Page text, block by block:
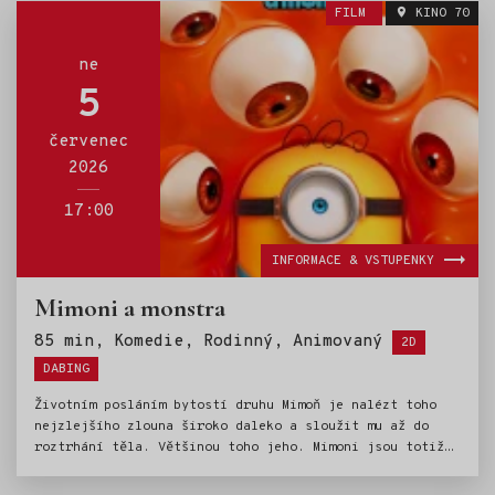
ne
5
červenec
2026
17:00
FILM KINO 70
Mimoni a monstra
85 min, Komedie, Rodinný, Animovaný Štítky:
2D
DABING
Životním posláním bytostí druhu Mimoň je nalézt toho
nejzlejšího zlouna široko daleko a sloužit mu až do
roztrhání těla. Většinou toho jeho. Mimoni jsou totiž
INFORMACE & VSTUPENKY